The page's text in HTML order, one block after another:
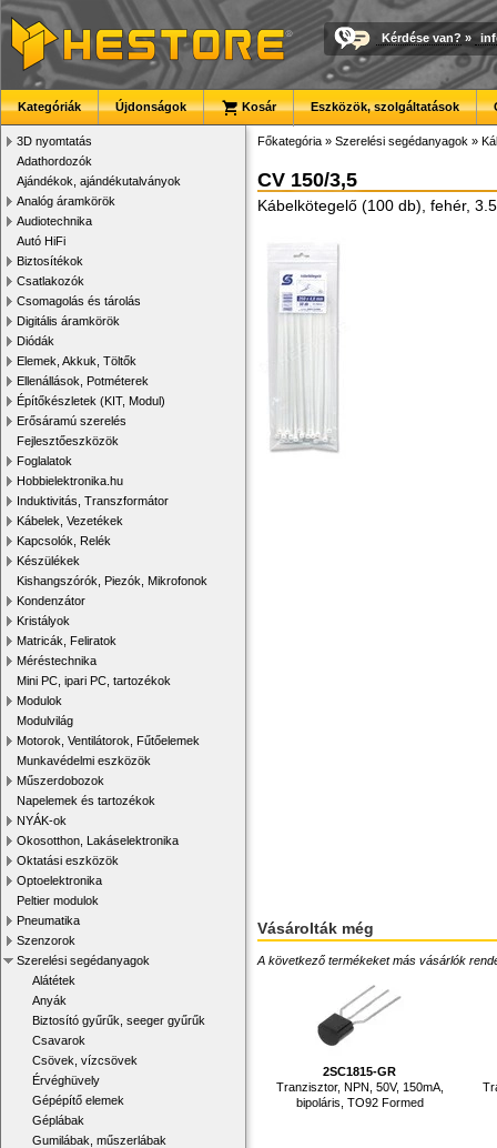
Kérdése van? »
Kategóriák Újdonságok Kosár Eszközök, szolgáltatások
3D nyomtatás
Adathordozók
Ajándékok, ajándékutalványok
Analóg áramkörök
Audiotechnika
Autó HiFi
Biztosítékok
Csatlakozók
Csomagolás és tárolás
Digitális áramkörök
Diódák
Elemek, Akkuk, Töltők
Ellenállások, Potméterek
Építőkészletek (KIT, Modul)
Erősáramú szerelés
Fejlesztőeszközök
Foglalatok
Hobbielektronika.hu
Induktivitás, Transzformátor
Kábelek, Vezetékek
Kapcsolók, Relék
Készülékek
Kishangszórók, Piezók, Mikrofonok
Kondenzátor
Kristályok
Matricák, Feliratok
Méréstechnika
Mini PC, ipari PC, tartozékok
Modulok
Modulvilág
Motorok, Ventilátorok, Fűtőelemek
Munkavédelmi eszközök
Műszerdobozok
Napelemek és tartozékok
NYÁK-ok
Okosotthon, Lakáselektronika
Oktatási eszközök
Optoelektronika
Peltier modulok
Pneumatika
Szenzorok
Szerelési segédanyagok
Alátétek
Anyák
Biztosító gyűrűk, seeger gyűrűk
Csavarok
Csövek, vízcsövek
Érvéghüvely
Gépépítő elemek
Géplábak
Gumilábak, műszerlábak
Főkategória » Szerelési segédanyagok »
CV 150/3,5
Kábelkötegelő (100 db), fehér,
Vásárolták még
A következő termékeket más vásárlók
2SC1815-GR
Tranzisztor, NPN, 50V, 150mA,
bipoláris, TO92 Formed